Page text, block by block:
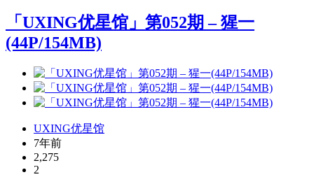
「UXING优星馆」第052期 – 猩一
(44P/154MB)
UXING优星馆
7年前
2,275
2